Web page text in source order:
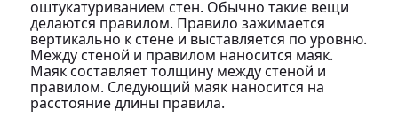
оштукатуриванием стен. Обычно такие вещи
делаются правилом. Правило зажимается
вертикально к стене и выставляется по уровню.
Между стеной и правилом наносится маяк.
Маяк составляет толщину между стеной и
правилом. Следующий маяк наносится на
расстояние длины правила.